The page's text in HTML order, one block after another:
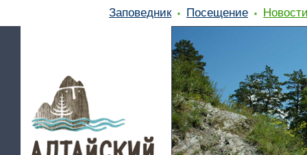
Заповедник Посещение